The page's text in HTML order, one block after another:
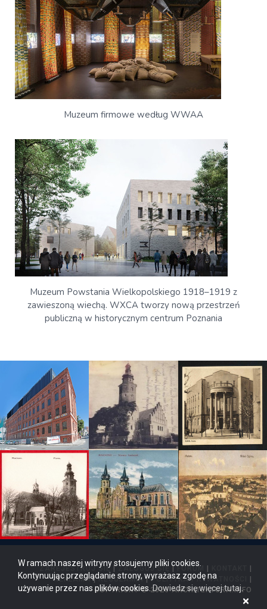
Muzeum firmowe według WWAA
Muzeum Powstania Wielkopolskiego 1918–1919 z
zawieszoną wiechą. WXCA tworzy nową przestrzeń
publiczną w historycznym centrum Poznania
ZAREJESTRUJ SIĘ | ZALOGUJ SIĘ |FORUM
REKLAMA|REGULAMIN |POLITYKA PRYWATNOŚCI
COPYRIGHT © 2026 ARCHITEKTURA.INFO
W ramach naszej witryny stosujemy pliki cookies.
Kontynuując przeglądanie strony, wyrażasz zgodę na
używanie przez nas plików cookies.Dowiedz się więcej tutaj.
×